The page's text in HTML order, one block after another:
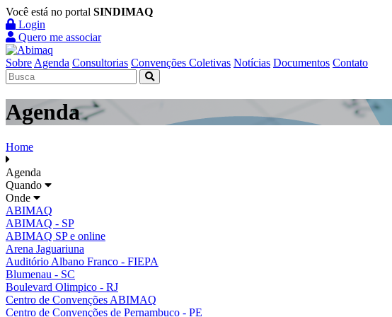
Você está no portal SINDIMAQ
Login
Quero me associar
Sobre Agenda Consultorias Convenções Coletivas Notícias Documentos Contato
Agenda
Home
Agenda
Quando
Onde
ABIMAQ
ABIMAQ - SP
ABIMAQ SP e online
Arena Jaguariuna
Auditório Albano Franco - FIEPA
Blumenau - SC
Boulevard Olimpico - RJ
Centro de Convenções ABIMAQ
Centro de Convenções de Pernambuco - PE